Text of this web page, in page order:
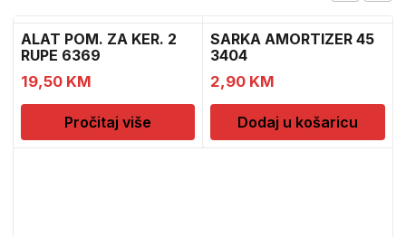
ALAT POM. ZA KER. 2
RUPE 6369
19,50 KM
Pročitaj više
SARKA AMORTIZER 45
3404
2,90 KM
Dodaj u košaricu